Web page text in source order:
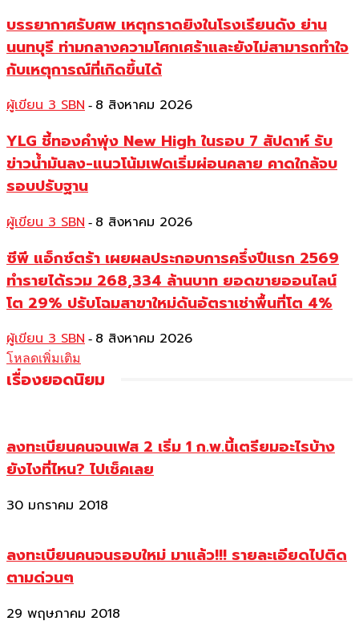
บรรยากาศรับศพ เหตุกราดยิงในโรงเรียนดัง ย่าน
นนทบุรี ท่ามกลางความโศกเศร้าและยังไม่สามารถทำใจ
กับเหตุการณ์ที่เกิดขึ้นได้
ผู้เขียน 3 SBN - 8 สิงหาคม 2026
YLG ชี้ทองคำพุ่ง New High ในรอบ 7 สัปดาห์ รับ
ข่าวน้ำมันลง-แนวโน้มเฟดเริ่มผ่อนคลาย คาดใกล้จบ
รอบปรับฐาน
ผู้เขียน 3 SBN - 8 สิงหาคม 2026
ซีพี แอ็กซ์ตร้า เผยผลประกอบการครึ่งปีแรก 2569
ทำรายได้รวม 268,334 ล้านบาท ยอดขายออนไลน์
โต 29% ปรับโฉมสาขาใหม่ดันอัตราเช่าพื้นที่โต 4%
ผู้เขียน 3 SBN - 8 สิงหาคม 2026
โหลดเพิ่มเติม
เรื่องยอดนิยม
ลงทะเบียนคนจนเฟส 2 เริ่ม 1 ก.พ.นี้เตรียมอะไรบ้าง
ยังไงที่ไหน? ไปเช็คเลย
30 มกราคม 2018
ลงทะเบียนคนจนรอบใหม่ มาแล้ว!!! รายละเอียดไปติด
ตามด่วนๆ
29 พฤษภาคม 2018